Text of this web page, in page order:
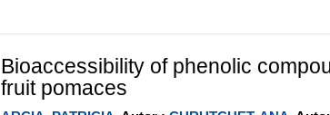
Bioaccessibility of phenolic
fruit pomaces